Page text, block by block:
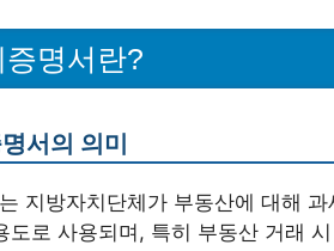
명서란?
서의 의미
지방자치단체가 부동산에 대해
도로 사용되며, 특히 부동산 거래